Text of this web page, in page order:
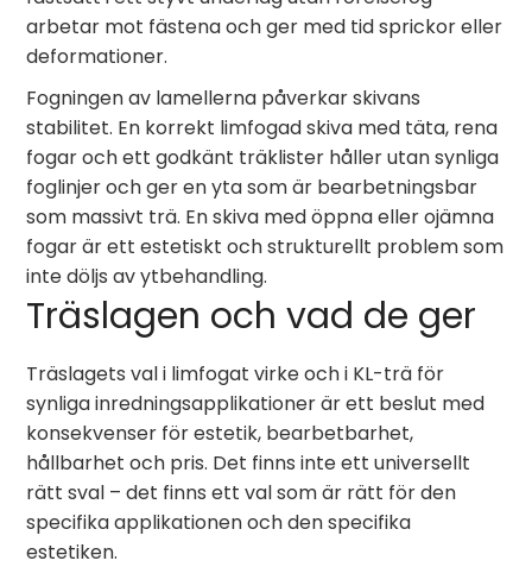
arbetar mot fästena och ger med tid sprickor eller
deformationer.
Fogningen av lamellerna påverkar skivans
stabilitet. En korrekt limfogad skiva med täta, rena
fogar och ett godkänt träklister håller utan synliga
foglinjer och ger en yta som är bearbetningsbar
som massivt trä. En skiva med öppna eller ojämna
fogar är ett estetiskt och strukturellt problem som
inte döljs av ytbehandling.
Träslagen och vad de ger
Träslagets val i limfogat virke och i KL-trä för
synliga inredningsapplikationer är ett beslut med
konsekvenser för estetik, bearbetbarhet,
hållbarhet och pris. Det finns inte ett universellt
rätt sval – det finns ett val som är rätt för den
specifika applikationen och den specifika
estetiken.